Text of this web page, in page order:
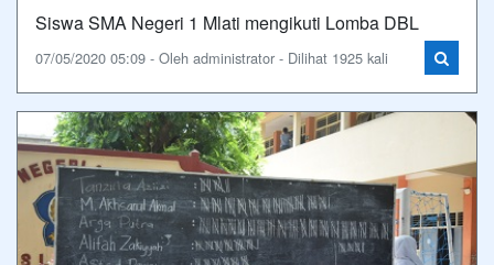
Siswa SMA Negeri 1 Mlati mengikuti Lomba DBL
07/05/2020 05:09 - Oleh administrator - Dilihat 1925 kali